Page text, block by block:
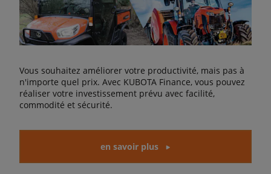
Vous souhaitez améliorer votre productivité, mais pas à
n'importe quel prix. Avec KUBOTA Finance, vous pouvez
réaliser votre investissement prévu avec facilité,
commodité et sécurité.
en savoir plus